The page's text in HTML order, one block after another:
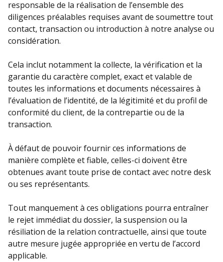
responsable de la réalisation de l’ensemble des
diligences préalables requises avant de soumettre tout
contact, transaction ou introduction à notre analyse ou
considération.
Cela inclut notamment la collecte, la vérification et la
garantie du caractère complet, exact et valable de
toutes les informations et documents nécessaires à
l’évaluation de l’identité, de la légitimité et du profil de
conformité du client, de la contrepartie ou de la
transaction.
À défaut de pouvoir fournir ces informations de
manière complète et fiable, celles-ci doivent être
obtenues avant toute prise de contact avec notre desk
ou ses représentants.
Tout manquement à ces obligations pourra entraîner
le rejet immédiat du dossier, la suspension ou la
résiliation de la relation contractuelle, ainsi que toute
autre mesure jugée appropriée en vertu de l’accord
applicable.